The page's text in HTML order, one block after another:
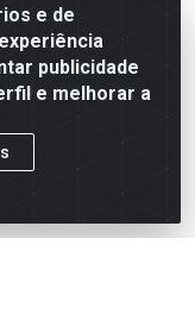
e de
publicidade
e melhorar a